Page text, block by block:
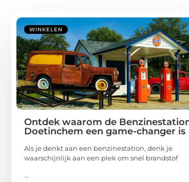
WINKELEN
Ontdek waarom de
Doetinchem een game-changer is
Als je denkt aan een benzinestation, denk je
waarschijnlijk aan een plek om snel brandstof
...